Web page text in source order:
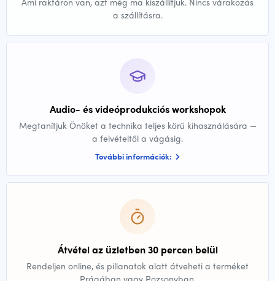
a szállításra.
Audio- és videóprodukciós workshopok
Megtanítjuk Önöket a technika teljes körű kihasználására —
a felvételtől a vágásig.
További információk:
Átvétel az üzletben 30 percen belül
Rendeljen online, és pillanatok alatt átveheti a terméket
Prágában vagy Pozsonyban.